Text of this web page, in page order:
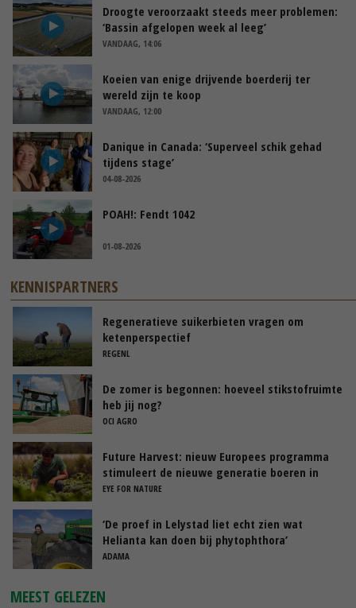
Droogte veroorzaakt steeds meer problemen:
‘Bassin afgelopen week al leeg’
VANDAAG, 14:06
Koeien van enige drijvende boerderij ter
wereld zijn te koop
VANDAAG, 12:00
Danique in Canada: ‘Superveel schik gehad
tijdens stage’
04-08-2026
POAH!: Fendt 1042
01-08-2026
KENNISPARTNERS
Regeneratieve suikerbieten vragen om
ketenperspectief
REGENL
De zomer is begonnen: hoeveel stikstofruimte
heb jij nog?
OCI AGRO
Future Harvest: nieuw Europees programma
stimuleert de nieuwe generatie boeren in
Nederland
EYE FOR NATURE
‘De proef in Lelystad liet echt zien wat
Helianta kan doen bij phytophthora’
ADAMA
MEEST GELEZEN